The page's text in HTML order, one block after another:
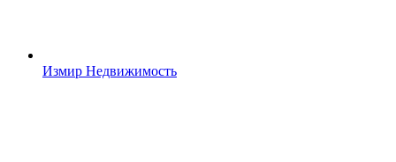
Измир Недвижимость